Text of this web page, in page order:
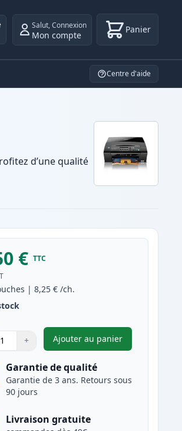
Salut,Connexion
Mon compte Panier
Centre d'aide
d’une qualité
€ TTC
|8,25 € /ch.
boutons pour ajuster
+ Ajouter au panier
,Pack de 10 Brother
Garantie de qualité
Garantie de 3 ans. Retours sous
90 jours
Livraison gratuite